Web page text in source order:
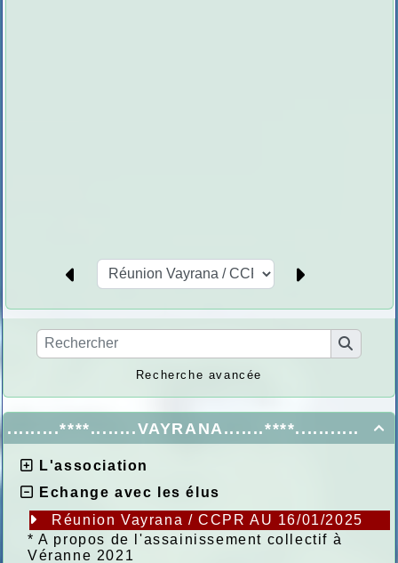
Recherche avancée

.........****........VAYRANA.......****...........
L'association
Echange avec les élus
Réunion Vayrana / CCPR AU 16/01/2025
*A propos de l'assainissement collectif à
Véranne 2021